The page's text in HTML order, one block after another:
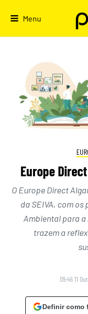
Menu
Europe
O Europe Direct
da SEIVA, com
Ambiental para
trazem a
09:46 11
Definir como